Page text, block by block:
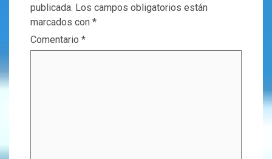
publicada. Los campos obligatorios están
marcados con *
Comentario *